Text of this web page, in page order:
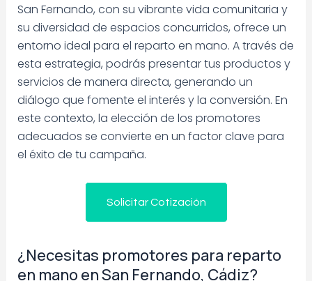
San Fernando, con su vibrante vida comunitaria y
su diversidad de espacios concurridos, ofrece un
entorno ideal para el reparto en mano. A través de
esta estrategia, podrás presentar tus productos y
servicios de manera directa, generando un
diálogo que fomente el interés y la conversión. En
este contexto, la elección de los promotores
adecuados se convierte en un factor clave para
el éxito de tu campaña.
Solicitar Cotización
¿Necesitas promotores para reparto
en mano en San Fernando, Cádiz?